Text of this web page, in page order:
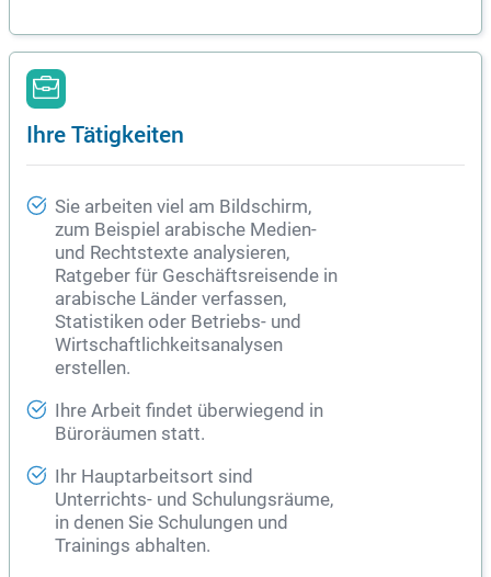
Ihre Tätigkeiten
Sie arbeiten viel am Bildschirm,
zum Beispiel arabische Medien-
und Rechtstexte analysieren,
Ratgeber für Geschäftsreisende in
arabische Länder verfassen,
Statistiken oder Betriebs- und
Wirtschaftlichkeitsanalysen
erstellen.
Ihre Arbeit findet überwiegend in
Büroräumen statt.
Ihr Hauptarbeitsort sind
Unterrichts- und Schulungsräume,
in denen Sie Schulungen und
Trainings abhalten.